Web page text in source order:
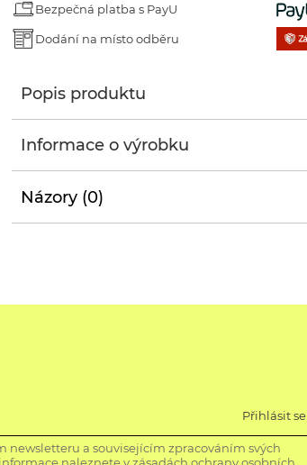
Bezpečná platba s PayU
Dodání na místo odběru
Popis produktu
Informace o výrobku
Názory (0)
Přihlásit se
newsletteru a souvisejícím zpracováním svých